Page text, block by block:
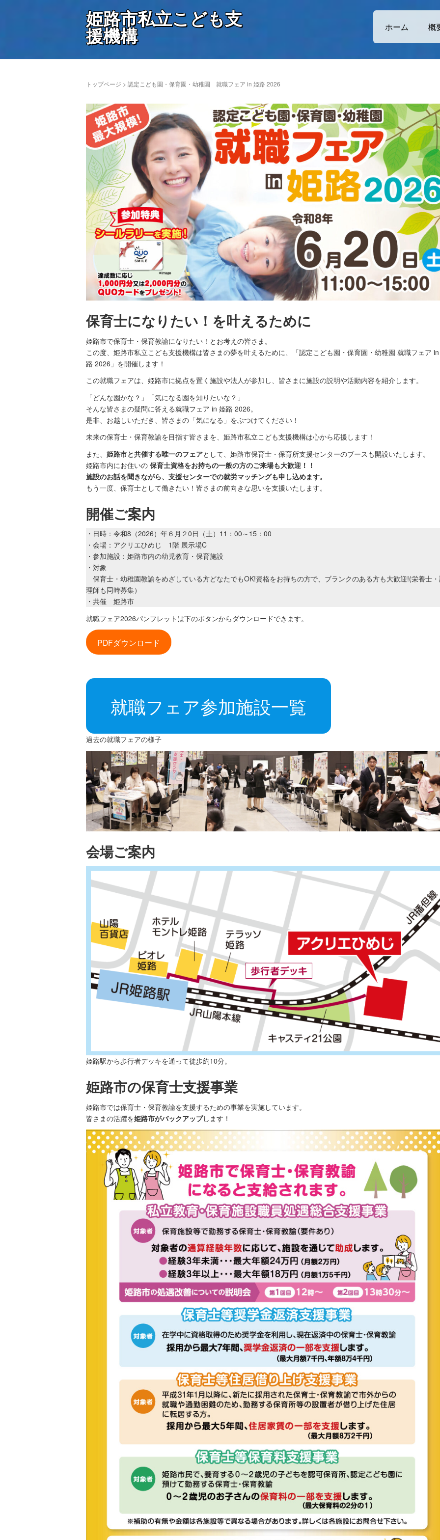
姫路市私立こども支
援機構 ホーム 概
トップページ > 認定こども園・保育園・幼稚園 就職フェア in 姫路 2026
保育士になりたい！を叶えるために
姫路市で保育士・保育教諭になりたい！とお考えの皆さま。
この度、姫路市私立こども支援機構は皆さまの夢を叶えるために、「認定こども園・保育園・幼稚園 就職フェア
路 2026」を開催します！
この就職フェアは、姫路市に拠点を置く施設や法人が参加し、皆さまに施設の説明や活動内容を紹介します。
「どんな園かな？」「気になる園を知りたいな？」
そんな皆さまの疑問に答える就職フェア in 姫路 2026。
是非、お越しいただき、皆さまの「気になる」をぶつけてください！
未来の保育士・保育教諭を目指す皆さまを、姫路市私立こども支援機構は心から応援します！
また、 姫路市と共催する唯一のフェアとして、姫路市保育士・保育所支援センターのブースも開設いたします。
姫路市内にお住いの 保育士資格をお持ちの一般の方のご来場も大歓迎！！
施設のお話を聞きながら、支援センターでの就労マッチングも申し込めます。
もう一度、保育士として働きたい！皆さまの前向きな思いを支援いたします。
開催ご案内
・日時：令和8（2026）年６月２0日（土）11：00～15：00
・会場：アクリエひめじ 1階 展示場C
・参加施設：姫路市内の幼児教育・保育施設
・対象
保育士・幼稚園教諭をめざしている方どなたでもOK!資格をお持ちの方で、ブランクのある方も大歓迎!(栄養士
理師も同時募集）
・共催 姫路市
就職フェア2026パンフレットは下のボタンからダウンロードできます。
PDFダウンロード
就職フェア参加施設一覧
過去の就職フェアの様子
会場ご案内
姫路駅から歩行者デッキを通って徒歩約10分。
姫路市の保育士支援事業
姫路市では保育士・保育教諭を支援するための事業を実施しています。
皆さまの活躍を姫路市がバックアップします！